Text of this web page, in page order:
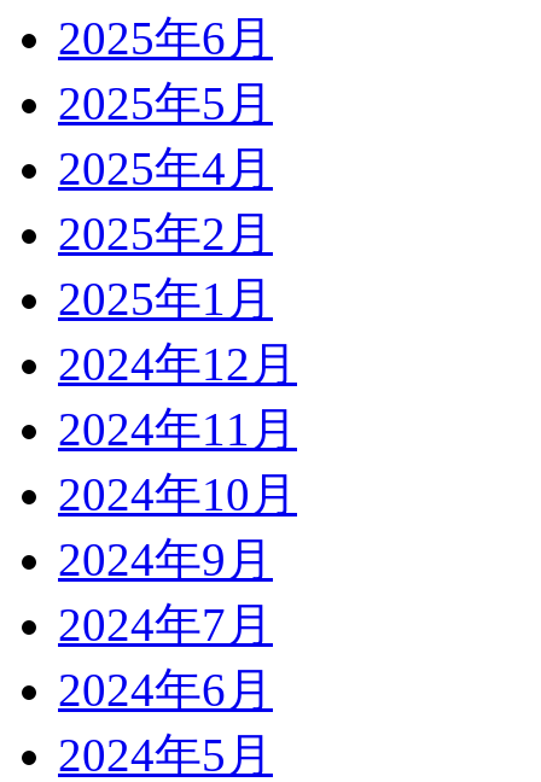
2025年6月
2025年5月
2025年4月
2025年2月
2025年1月
2024年12月
2024年11月
2024年10月
2024年9月
2024年7月
2024年6月
2024年5月